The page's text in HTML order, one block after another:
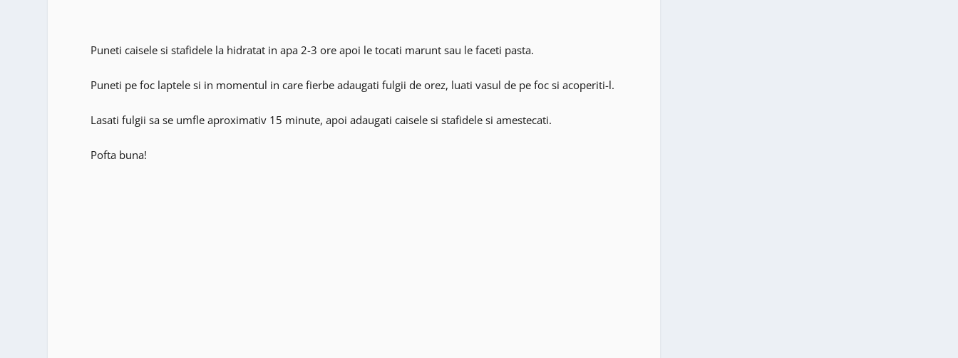
Puneti caisele si stafidele la hidratat in apa 2-3 ore apoi le tocati marunt sau le faceti pasta.
Puneti pe foc laptele si in momentul in care fierbe adaugati fulgii de orez, luati vasul de pe foc si acoperiti-l.
Lasati fulgii sa se umfle aproximativ 15 minute, apoi adaugati caisele si stafidele si amestecati.
Pofta buna!